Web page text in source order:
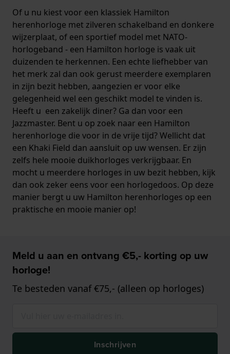
Of u nu kiest voor een klassiek Hamilton
herenhorloge met zilveren schakelband en donkere
wijzerplaat, of een sportief model met NATO-
horlogeband - een Hamilton horloge is vaak uit
duizenden te herkennen. Een echte liefhebber van
het merk zal dan ook gerust meerdere exemplaren
in zijn bezit hebben, aangezien er voor elke
gelegenheid wel een geschikt model te vinden is.
Heeft u een zakelijk diner? Ga dan voor een
Jazzmaster. Bent u op zoek naar een Hamilton
herenhorloge die voor in de vrije tijd? Wellicht dat
een Khaki Field dan aansluit op uw wensen. Er zijn
zelfs hele mooie duikhorloges verkrijgbaar. En
mocht u meerdere horloges in uw bezit hebben, kijk
dan ook zeker eens voor een horlogedoos. Op deze
manier bergt u uw Hamilton herenhorloges op een
praktische en mooie manier op!
Meld u aan en ontvang €5,- korting op uw
horloge!
Te besteden vanaf €75,- (alleen op horloges)
Inschrijven